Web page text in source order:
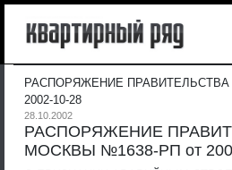
РАСПОРЯЖЕНИЕ
2002-10-28
28.10.2002
РАСПОРЯЖЕНИЕ
МОСКВЫ №1638-РП от